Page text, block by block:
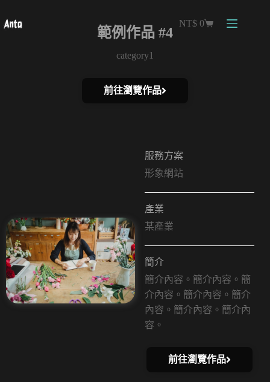
NT$ 0
範例作品 #4
category1
前往瀏覽作品
服務方案
形象網站
產業
某產業
簡介
簡介內容。簡介內容。簡
介內容。簡介內容。簡介
內容。簡介內容。簡介內
容。
前往瀏覽作品